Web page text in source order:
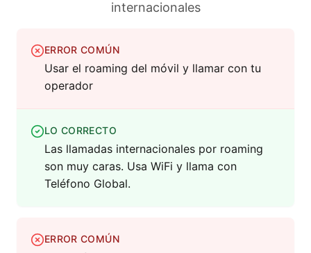
internacionales
ERROR COMÚN
Usar el roaming del móvil y llamar con tu
operador
LO CORRECTO
Las llamadas internacionales por roaming
son muy caras. Usa WiFi y llama con
Teléfono Global.
ERROR COMÚN